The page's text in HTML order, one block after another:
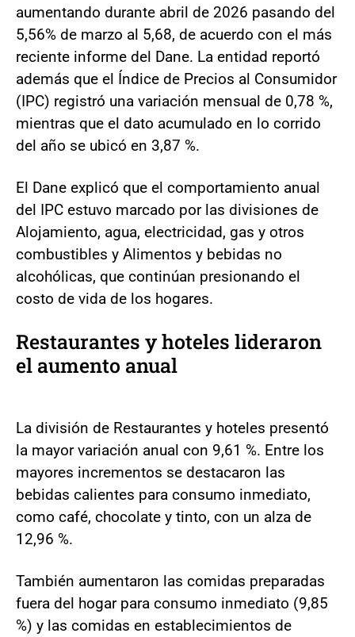
aumentando durante abril de 2026 pasando del
5,56% de marzo al 5,68, de acuerdo con el más
reciente informe del Dane. La entidad reportó
además que el Índice de Precios al Consumidor
(IPC) registró una variación mensual de 0,78 %,
mientras que el dato acumulado en lo corrido
del año se ubicó en 3,87 %.
El Dane explicó que el comportamiento anual
del IPC estuvo marcado por las divisiones de
Alojamiento, agua, electricidad, gas y otros
combustibles y Alimentos y bebidas no
alcohólicas, que continúan presionando el
costo de vida de los hogares.
Restaurantes y hoteles lideraron
el aumento anual
La división de Restaurantes y hoteles presentó
la mayor variación anual con 9,61 %. Entre los
mayores incrementos se destacaron las
bebidas calientes para consumo inmediato,
como café, chocolate y tinto, con un alza de
12,96 %.
También aumentaron las comidas preparadas
fuera del hogar para consumo inmediato (9,85
%) y las comidas en establecimientos de